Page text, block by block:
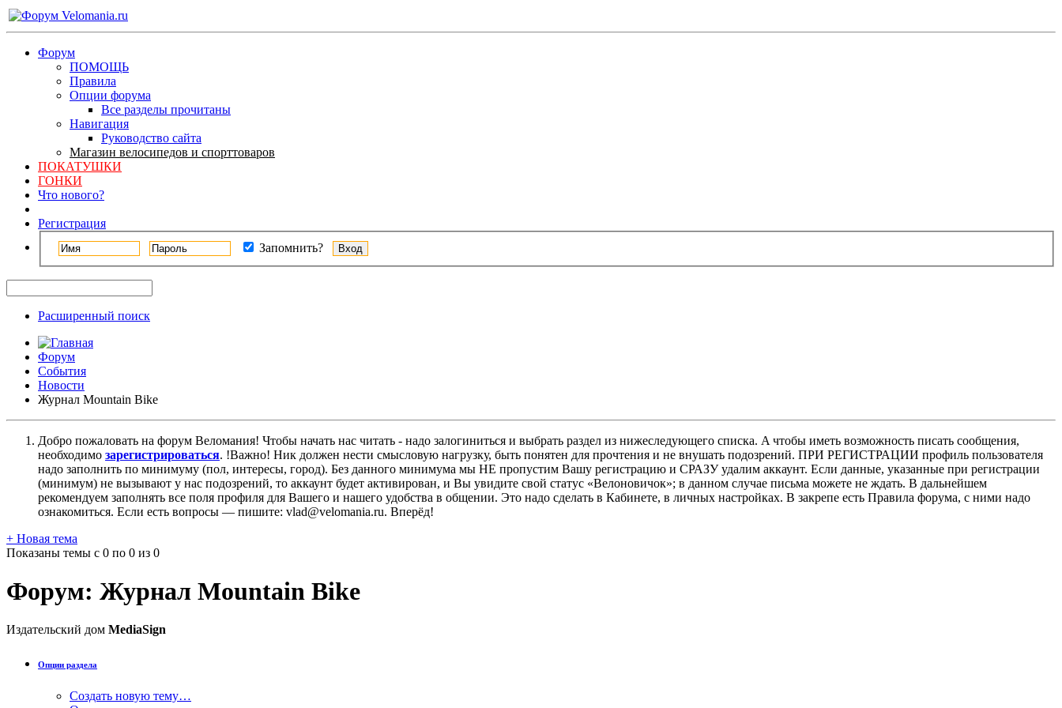
Форум
ПОМОЩЬ
Правила
Опции форума
Все разделы прочитаны
Навигация
Руководство сайта
Магазин велосипедов и спорттоваров
ПОКАТУШКИ
ГОНКИ
Что нового?
Регистрация
Запомнить?
Расширенный поиск
Форум
События
Новости
Журнал Mountain Bike
Добро пожаловать на форум Веломания! Чтобы начать нас читать - надо залогиниться и выбрать раздел из нижеследующего списка. A чтобы иметь возможность писать сообщения,
необходимо зарегистрироваться. !Важно! Ник должен нести смысловую нагрузку, быть понятен для прочтения и не внушать подозрений. ПРИ РЕГИСТРАЦИИ профиль пользователя
надо заполнить по минимуму (пол, интересы, город). Без данного минимума мы НЕ пропустим Вашу регистрацию и СРАЗУ удалим аккаунт. Если данные, указанные при регистрации
(минимум) не вызывают у нас подозрений, то аккаунт будет активирован, и Вы увидите свой статус «Велоновичок»; в данном случае письма можете не ждать. В дальнейшем
рекомендуем заполнять все поля профиля для Вашего и нашего удобства в общении. Это надо сделать в Кабинете, в личных настройках. В закрепе есть Правила форума, с ними надо
ознакомиться. Если есть вопросы — пишите: vlad@velomania.ru. Вперёд!
+ Новая тема
Показаны темы с 0 по 0 из 0
Форум: Журнал Mountain Bike
Издательский дом MediaSign
Опции раздела
Создать новую тему…